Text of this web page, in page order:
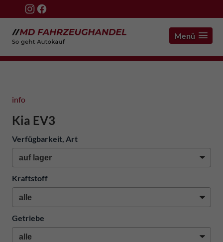
Menü
info
Kia EV3
Verfügbarkeit, Art
Kraftstoff
Getriebe